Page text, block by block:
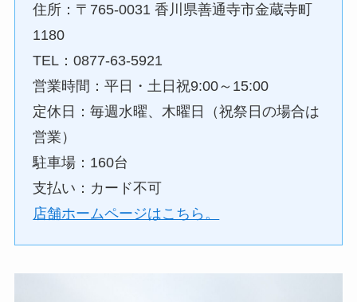
住所：〒765-0031 香川県善通寺市金蔵寺町
1180
TEL：0877-63-5921
営業時間：平日・土日祝9:00～15:00
定休日：毎週水曜、木曜日（祝祭日の場合は
営業）
駐車場：160台
支払い：カード不可
店舗ホームページはこちら。